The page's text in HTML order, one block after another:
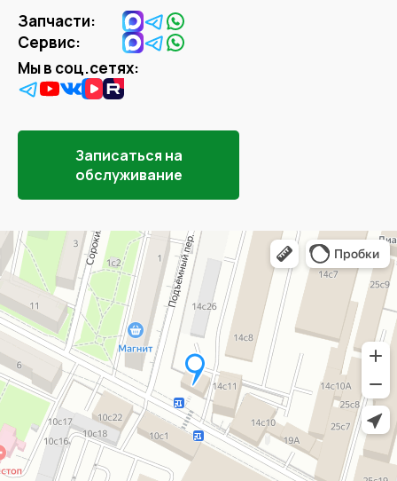
Запчасти:
Сервис:
Мы в соц.сетях:
Записаться на
обслуживание